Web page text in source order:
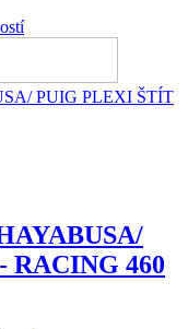
Tento
viacero
variantov.
stránke
produktu.
RACING 460